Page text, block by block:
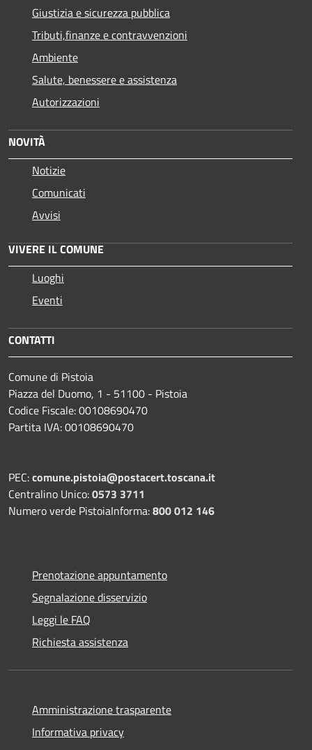
Giustizia e sicurezza pubblica
Tributi,finanze e contravvenzioni
Ambiente
Salute, benessere e assistenza
Autorizzazioni
NOVITÀ
Notizie
Comunicati
Avvisi
VIVERE IL COMUNE
Luoghi
Eventi
CONTATTI
Comune di Pistoia
Piazza del Duomo, 1 - 51100 - Pistoia
Codice Fiscale: 00108690470
Partita IVA: 00108690470
PEC:comune.pistoia@postacert.toscana.it
Centralino Unico:0573 3711
Numero verde PistoiaInforma:800 012 146
Prenotazione appuntamento
Segnalazione disservizio
Leggi le FAQ
Richiesta assistenza
Amministrazione trasparente
Informativa privacy